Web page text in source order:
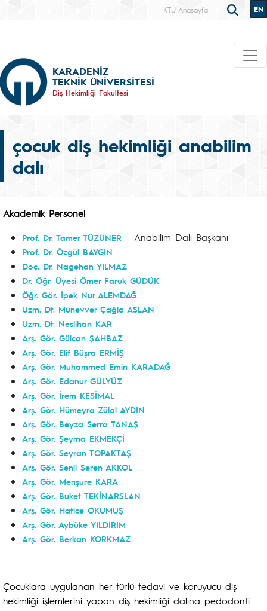
KTÜ Anasayfa EN
KARADENİZ
TEKNİK ÜNİVERSİTESİ
Diş Hekimliği Fakültesi
çocuk diş hekimliği anabilim
dalı
Akademik Personel
Prof. Dr. Tamer TÜZÜNER Anabilim Dalı Başkanı
Prof. Dr. Özgül BAYGIN
Doç. Dr. Nagehan YILMAZ
Dr. Öğr. Üyesi Ömer Faruk GÜDÜK
Öğr. Gör. İpek Nur ALEMDAĞ
Uzm. Dt. Münevver Çağla ASLAN
Uzm. Dt. Neslihan KAR
Arş. Gör. Gülcan ŞAHBAZ
Arş. Gör. Elif Büşra ERMİŞ
Arş. Gör. Muhammed Emin KARADAĞ
Arş. Gör. Edanur GÜLYÜZ
Arş. Gör. İrem KESİMAL
Arş. Gör. Hümeyra Zülal AYDIN
Arş. Gör. Beyza Serra TANAŞ
Arş. Gör. Şeyma EKMEKÇİ
Arş. Gör. Seyran TOPAKTAŞ
Arş. Gör. Senil Seren AKKOL
Arş. Gör. Menşure KARA
Arş. Gör. Buket TEKİNARSLAN
Arş. Gör. Hatice OKUMUŞ
Arş. Gör. Aybüke YILDIRIM
Arş. Gör. Berkan KORKMAZ
Çocuklara uygulanan her türlü tedavi ve koruyucu diş
hekimliği işlemlerini yapan diş hekimliği dalına pedodonti